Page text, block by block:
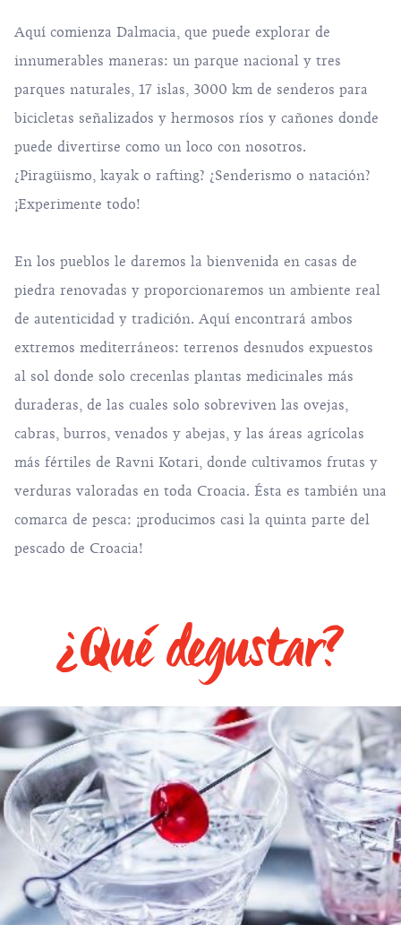
Aquí comienza Dalmacia, que puede explorar de
innumerables maneras: un parque nacional y tres
parques naturales, 17 islas, 3000 km de senderos para
bicicletas señalizados y hermosos ríos y cañones donde
puede divertirse como un loco con nosotros.
¿Piragüismo, kayak o rafting? ¿Senderismo o natación?
¡Experimente todo!
En los pueblos le daremos la bienvenida en casas de
piedra renovadas y proporcionaremos un ambiente real
de autenticidad y tradición. Aquí encontrará ambos
extremos mediterráneos: terrenos desnudos expuestos
al sol donde solo crecenlas plantas medicinales más
duraderas, de las cuales solo sobreviven las ovejas,
cabras, burros, venados y abejas, y las áreas agrícolas
más fértiles de Ravni Kotari, donde cultivamos frutas y
verduras valoradas en toda Croacia. Ésta es también una
comarca de pesca: ¡producimos casi la quinta parte del
pescado de Croacia!
¿Qué degustar?